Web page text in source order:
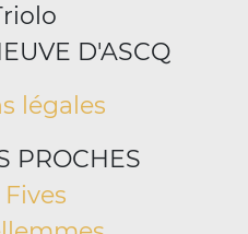
D'ASCQ
légales
PROCHES